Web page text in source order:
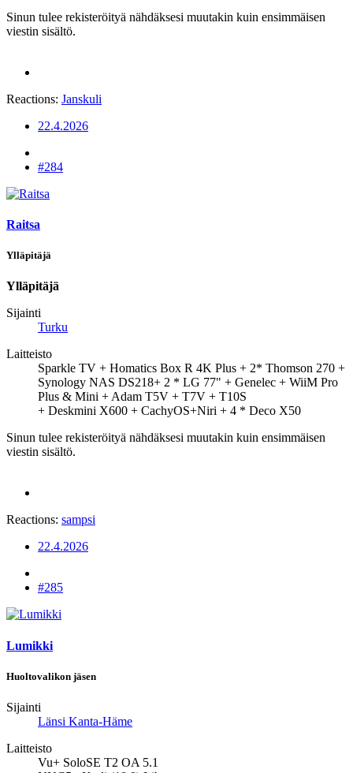
Sinun tulee rekisteröityä nähdäksesi muutakin kuin ensimmäisen
viestin sisältö.
Reactions: Janskuli
22.4.2026
#284
Raitsa
Ylläpitäjä
Ylläpitäjä
Sijainti
Turku
Laitteisto
Sparkle TV + Homatics Box R 4K Plus + 2* Thomson 270 +
Synology NAS DS218+ 2 * LG 77" + Genelec + WiiM Pro
Plus & Mini + Adam T5V + T7V + T10S
+ Deskmini X600 + CachyOS+Niri + 4 * Deco X50
Sinun tulee rekisteröityä nähdäksesi muutakin kuin ensimmäisen
viestin sisältö.
Reactions: sampsi
22.4.2026
#285
Lumikki
Huoltovalikon jäsen
Sijainti
Länsi Kanta-Häme
Laitteisto
Vu+ SoloSE T2 OA 5.1